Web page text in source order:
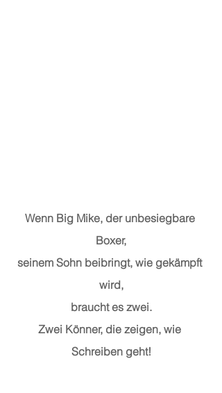
Wenn Big Mike, der unbesiegbare
Boxer,
seinem Sohn beibringt, wie gekämpft
wird,
braucht es zwei.
Zwei Könner, die zeigen, wie
Schreiben geht!